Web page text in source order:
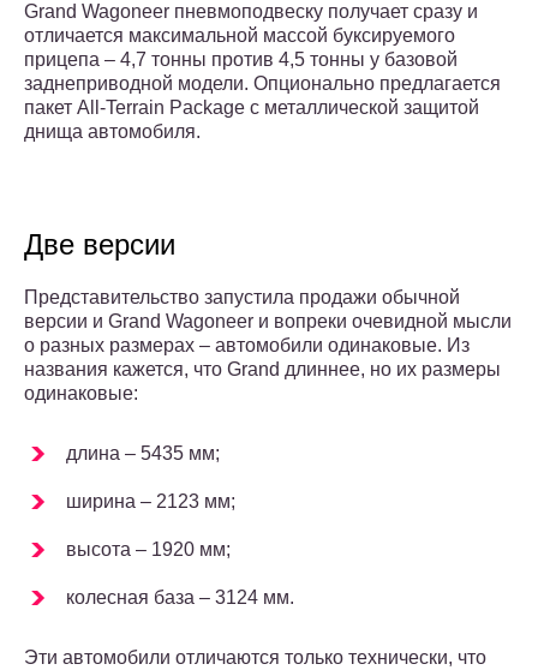
Grand Wagoneer пневмоподвеску получает сразу и
отличается максимальной массой буксируемого
прицепа – 4,7 тонны против 4,5 тонны у базовой
заднеприводной модели. Опционально предлагается
пакет All-Terrain Package с металлической защитой
днища автомобиля.
Две версии
Представительство запустила продажи обычной
версии и Grand Wagoneer и вопреки очевидной мысли
о разных размерах – автомобили одинаковые. Из
названия кажется, что Grand длиннее, но их размеры
одинаковые:
длина – 5435 мм;
ширина – 2123 мм;
высота – 1920 мм;
колесная база – 3124 мм.
Эти автомобили отличаются только технически, что